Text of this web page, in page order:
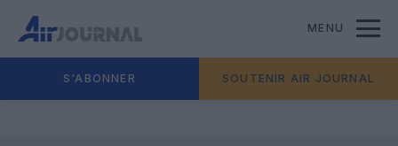
MENU
S'ABONNER SOUTENIR AIR JOURNAL